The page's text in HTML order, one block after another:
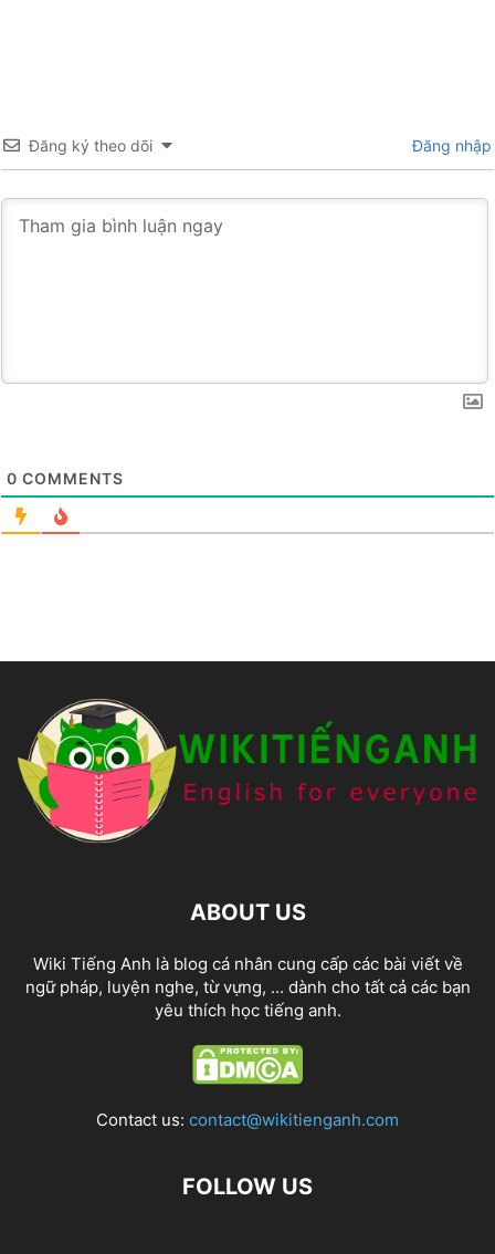
Đăng ký theo dõi Đăng nhập
0 COMMENTS
ABOUT US
Wiki Tiếng Anh là blog cá nhân cung cấp các bài viết về
ngữ pháp, luyện nghe, từ vựng, ... dành cho tất cả các bạn
yêu thích học tiếng anh.
Contact us: contact@wikitienganh.com
FOLLOW US